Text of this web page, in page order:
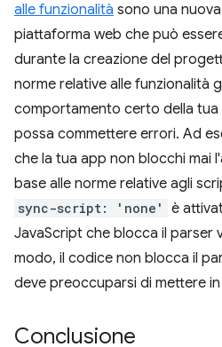
alle funzionalità sono una
piattaforma web che può
durante la creazione del
norme relative alle funzionalità
comportamento certo della tua
possa commettere errori. Ad
che la tua app non blocchi mai
base alle norme relative agli
sync-script: 'none'
è
JavaScript che blocca il parser
modo, il codice non blocca il
deve preoccuparsi di mettere
Conclusione